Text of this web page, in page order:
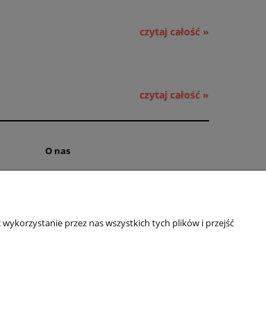
czytaj całość »
czytaj całość »
O nas
przez nas wszystkich tych plików i przejść